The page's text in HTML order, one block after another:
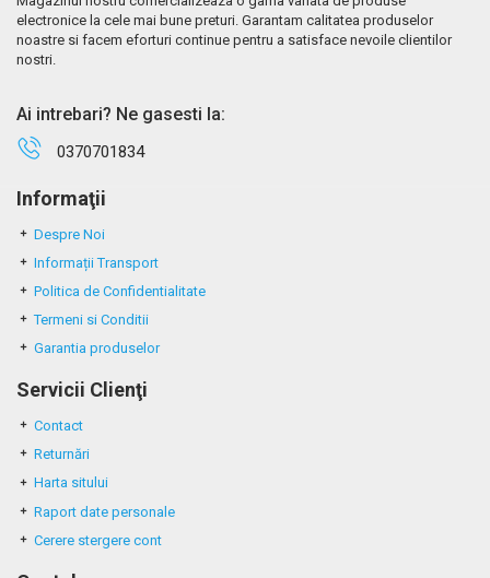
electronice la cele mai bune preturi. Garantam calitatea produselor
noastre si facem eforturi continue pentru a satisface nevoile clientilor
nostri.
Ai intrebari? Ne gasesti la:
0370701834
Informaţii
Despre Noi
Informații Transport
Politica de Confidentialitate
Termeni si Conditii
Garantia produselor
Servicii Clienţi
Contact
Returnări
Harta sitului
Raport date personale
Cerere stergere cont